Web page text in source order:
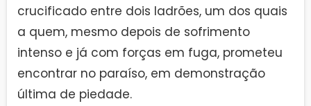
crucificado entre dois ladrões, um dos quais
a quem, mesmo depois de sofrimento
intenso e já com forças em fuga, prometeu
encontrar no paraíso, em demonstração
última de piedade.